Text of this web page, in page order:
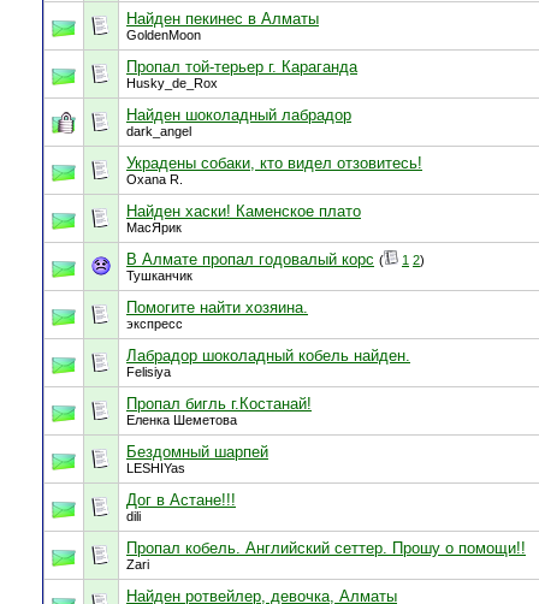
Найден пекинес в Алматы
GoldenMoon
Пропал той-терьер г. Караганда
Husky_de_Rox
Найден шоколадный лабрадор
dark_angel
Украдены собаки, кто видел отзовитесь!
Oxana R.
Найден хаски! Каменское плато
МасЯрик
В Алмате пропал годовалый корс ( 1 2)
Тушканчик
Помогите найти хозяина.
экспресс
Лабрадор шоколадный кобель найден.
Felisiya
Пропал бигль г.Костанай!
Еленка Шеметова
Бездомный шарпей
LESHIYas
Дог в Астане!!!
dili
Пропал кобель. Английский сеттер. Прошу о помощи!!
Zari
Найден ротвейлер, девочка, Алматы